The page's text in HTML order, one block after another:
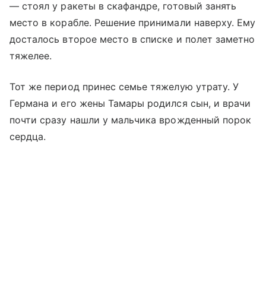
— стоял у ракеты в скафандре, готовый занять
место в корабле. Решение принимали наверху. Ему
досталось второе место в списке и полет заметно
тяжелее.
Тот же период принес семье тяжелую утрату. У
Германа и его жены Тамары родился сын, и врачи
почти сразу нашли у мальчика врожденный порок
сердца.